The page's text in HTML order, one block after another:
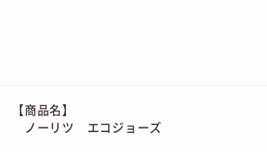
【商品名】
ノーリツ エコジョーズ